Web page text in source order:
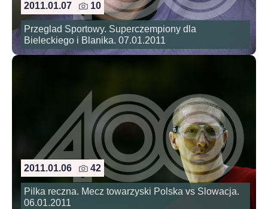
2011.01.07 10
Przeglad Sportowy. Superczempiony dla
Bieleckiego i Blanika. 07.01.2011
2011.01.06 42
Pilka reczna. Mecz towarzyski Polska vs Slowacja.
06.01.2011